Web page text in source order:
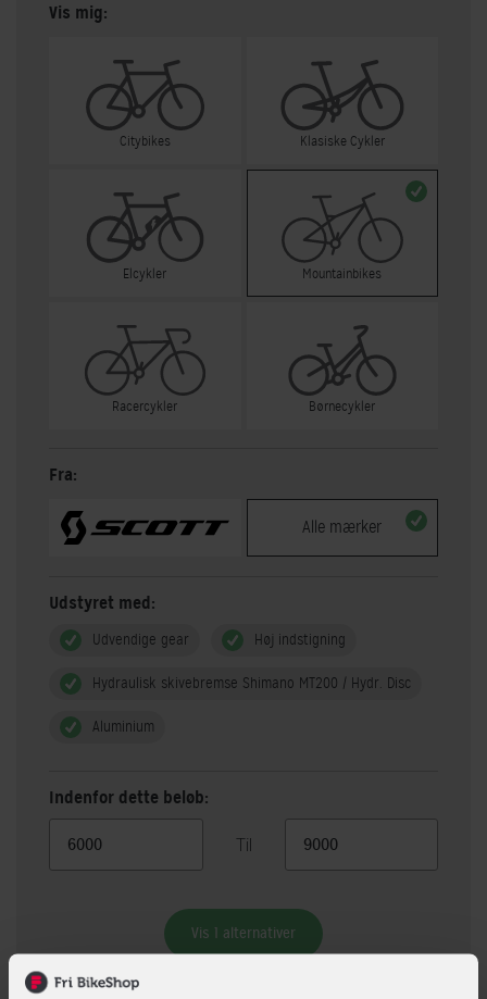
Vis mig:
Citybikes Klasiske Cykler
Elcykler Mountainbikes
Racercykler Børnecykler
Fra:
Alle mærker
Udstyret med:
Udvendige gear Høj indstigning
Hydraulisk skivebremse Shimano MT200 / Hydr. Disc
Aluminium
Indenfor dette beløb:
Til
Vis 1 alternativer